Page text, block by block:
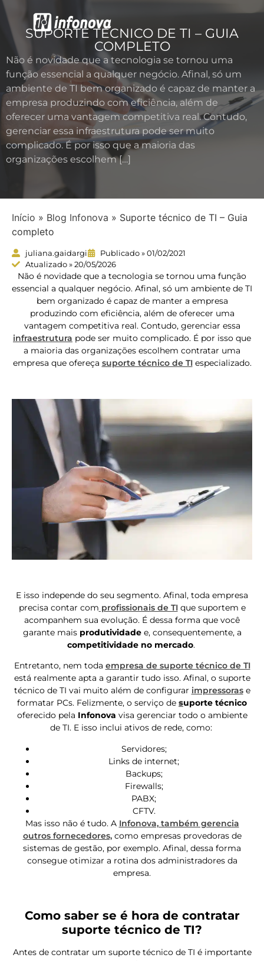
SUPORTE TÉCNICO DE TI – GUIA
COMPLETO
Não é novidade que a tecnologia se tornou uma
função essencial a qualquer negócio. Afinal, só um
ambiente de TI bem organizado é capaz de manter a
empresa produzindo com eficiência, além de
oferecer uma vantagem competitiva real. Contudo,
gerenciar essa infraestrutura pode ser muito
complicado. É por isso que a maioria das
organizações escolhem […]
Início » Blog Infonova » Suporte técnico de TI – Guia
completo
juliana.gaidargi
Publicado » 01/02/2021
Atualizado » 20/05/2026
Não é novidade que a tecnologia se tornou uma função
essencial a qualquer negócio. Afinal, só um ambiente de TI
bem organizado é capaz de manter a empresa
produzindo com eficiência, além de oferecer uma
vantagem competitiva real. Contudo, gerenciar essa
infraestrutura pode ser muito complicado. É por isso que
a maioria das organizações escolhem contratar uma
empresa que ofereça suporte técnico de TIespecializado.
E isso independe do seu segmento. Afinal, toda empresa
precisa contar com profissionais de TIque suportem e
acompanhem sua evolução. É dessa forma que você
garante mais produtividadee, consequentemente, a
competitividade no mercado.
Entretanto, nem toda empresa de suporte técnico de TI
está realmente apta a garantir tudo isso. Afinal, o suporte
técnico de TI vai muito além de configurar impressorase
formatar PCs. Felizmente, o serviço de suporte técnico
oferecido pela Infonova visa gerenciar todo o ambiente
de TI. E isso inclui ativos de rede, como:
Servidores;
Links de internet;
Backups;
Firewalls;
PABX;
CFTV.
Mas isso não é tudo. A Infonova, também gerencia
outros fornecedores,como empresas provedoras de
sistemas de gestão, por exemplo. Afinal, dessa forma
consegue otimizar a rotina dos administradores da
empresa.
Como saber se é hora de contratar
suporte técnico de TI?
Antes de contratar um suporte técnico de TI é importante